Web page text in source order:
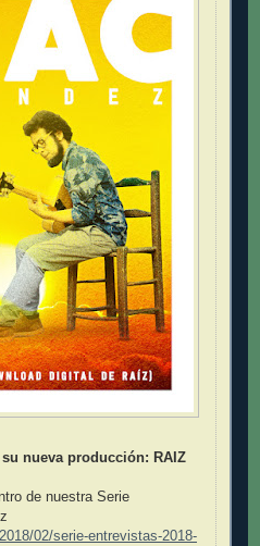
nueva producción: RAIZ
de nuestra Serie
02/serie-entrevistas-2018-